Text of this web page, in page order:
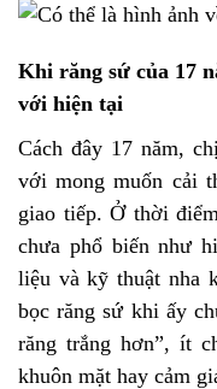
Khi răng sứ của 17
với hiện tại
Cách đây 17 năm,
với mong muốn cải
giao tiếp. Ở thời
chưa phổ biến như
liệu và kỹ thuật nha
bọc răng sứ khi ấy
răng trắng hơn”, ít
khuôn mặt hay cảm